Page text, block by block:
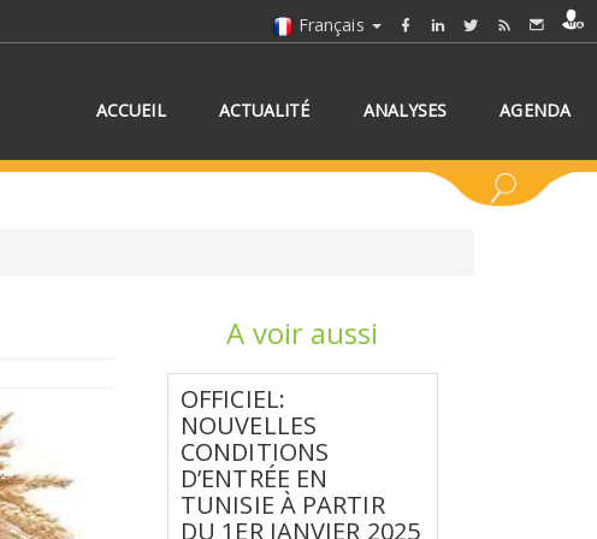
Français
ACCUEIL ACTUALITÉ ANALYSES AGENDA
UN/DES PAYS
A voir aussi
OFFICIEL:
NOUVELLES
CONDITIONS
D’ENTRÉE EN
TUNISIE À PARTIR
DU 1ER JANVIER 2025